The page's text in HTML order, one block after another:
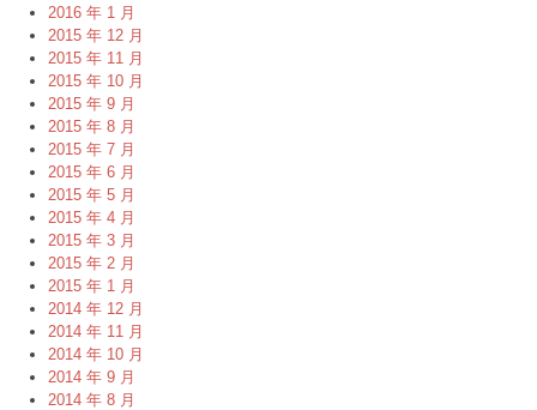
2016 年 1 月
2015 年 12 月
2015 年 11 月
2015 年 10 月
2015 年 9 月
2015 年 8 月
2015 年 7 月
2015 年 6 月
2015 年 5 月
2015 年 4 月
2015 年 3 月
2015 年 2 月
2015 年 1 月
2014 年 12 月
2014 年 11 月
2014 年 10 月
2014 年 9 月
2014 年 8 月